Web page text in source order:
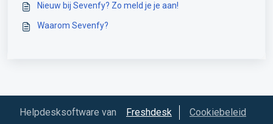
Nieuw bij Sevenfy? Zo meld je je aan!
Waarom Sevenfy?
Helpdesksoftware van Freshdesk Cookiebeleid